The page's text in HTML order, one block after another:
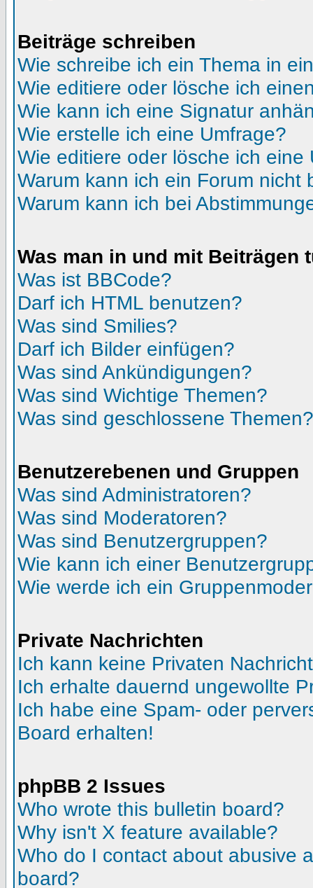
Beiträge schreiben
Wie schreibe ich ein Thema in
Wie editiere oder lösche ich
Wie kann ich eine Signatur
Wie erstelle ich eine Umfrage?
Wie editiere oder lösche ich eine
Warum kann ich ein Forum nicht
Warum kann ich bei
Was man in und mit Beiträgen
Was ist BBCode?
Darf ich HTML benutzen?
Was sind Smilies?
Darf ich Bilder einfügen?
Was sind Ankündigungen?
Was sind Wichtige Themen?
Was sind geschlossene Themen?
Benutzerebenen und Gruppen
Was sind Administratoren?
Was sind Moderatoren?
Was sind Benutzergruppen?
Wie kann ich einer
Wie werde ich ein
Private Nachrichten
Ich kann keine Privaten
Ich erhalte dauernd ungewollte
Ich habe eine Spam- oder
Board erhalten!
phpBB 2 Issues
Who wrote this bulletin board?
Why isn't X feature available?
Who do I contact about abusive
board?